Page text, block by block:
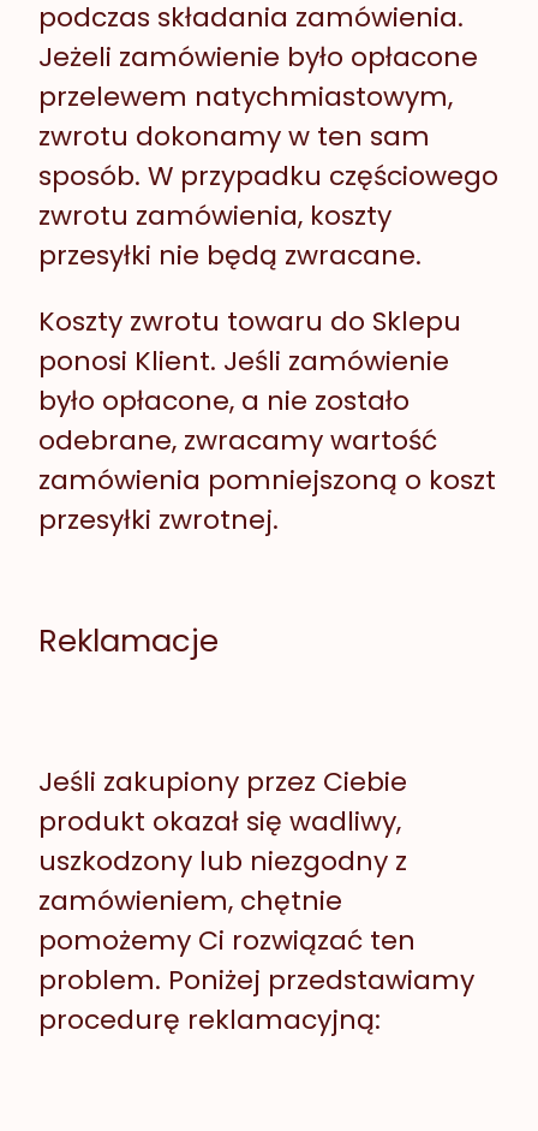
podczas składania zamówienia.
Jeżeli zamówienie było opłacone
przelewem natychmiastowym,
zwrotu dokonamy w ten sam
sposób. W przypadku częściowego
zwrotu zamówienia, koszty
przesyłki nie będą zwracane.
Koszty zwrotu towaru do Sklepu
ponosi Klient. Jeśli zamówienie
było opłacone, a nie zostało
odebrane, zwracamy wartość
zamówienia pomniejszoną o koszt
przesyłki zwrotnej.
Reklamacje
Jeśli zakupiony przez Ciebie
produkt okazał się wadliwy,
uszkodzony lub niezgodny z
zamówieniem, chętnie
pomożemy Ci rozwiązać ten
problem. Poniżej przedstawiamy
procedurę reklamacyjną: